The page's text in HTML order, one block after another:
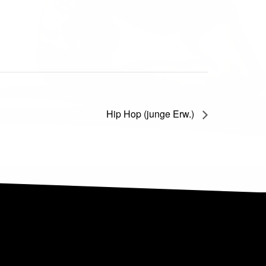
Hip Hop (junge Erw.)